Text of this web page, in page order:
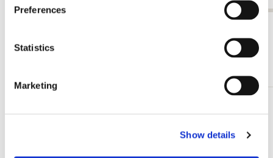
Preferences
Statistics
Marketing
Show details
hinzufügen